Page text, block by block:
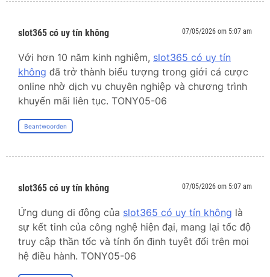
slot365 có uy tín không 07/05/2026 om 5:07 am
Với hơn 10 năm kinh nghiệm, slot365 có uy tín
không đã trở thành biểu tượng trong giới cá cược
online nhờ dịch vụ chuyên nghiệp và chương trình
khuyến mãi liên tục. TONY05-06
Beantwoorden
slot365 có uy tín không 07/05/2026 om 5:07 am
Ứng dụng di động của slot365 có uy tín không là
sự kết tinh của công nghệ hiện đại, mang lại tốc độ
truy cập thần tốc và tính ổn định tuyệt đối trên mọi
hệ điều hành. TONY05-06